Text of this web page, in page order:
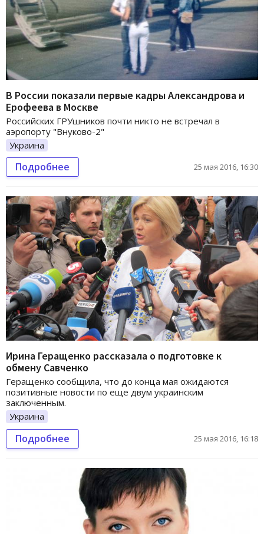
В России показали первые кадры Александрова и
Ерофеева в Москве
Российских ГРУшников почти никто не встречал в
аэропорту "Внуково-2"
Украина
Подробнее 25 мая 2016, 16:30
Ирина Геращенко рассказала о подготовке к
обмену Савченко
Геращенко сообщила, что до конца мая ожидаются
позитивные новости по еще двум украинским
заключенным.
Украина
Подробнее 25 мая 2016, 16:18